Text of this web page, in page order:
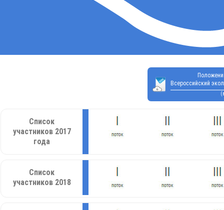
Всероссийский
Список
участников 2017
года
Список
участников 2018